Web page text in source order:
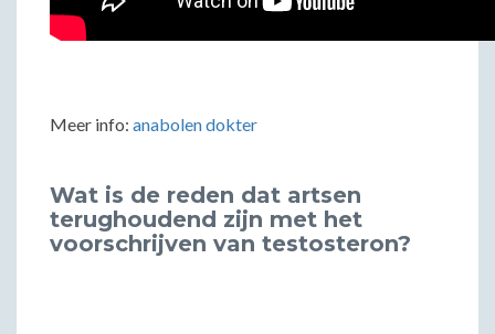
Meer info: anabolen dokter
Wat is de reden dat artsen
terughoudend zijn met het
voorschrijven van testosteron?